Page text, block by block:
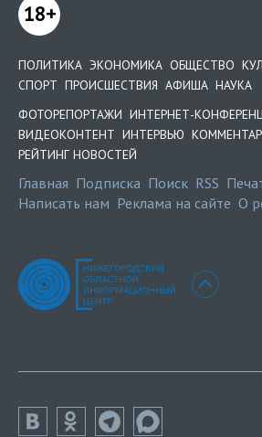
18+
ПОЛИТИКА ЭКОНОМИКА ОБЩЕСТВО
СПОРТ ПРОИСШЕСТВИЯ АФИША НАУКА
ФОТОРЕПОРТАЖИ ИНТЕРНЕТ-
ВИДЕОКОНТЕНТ ИНТЕРВЬЮ
РЕЙТИНГ НОВОСТЕЙ
Главная Подписка Поиск RSS
Написать нам Реклама на сайте О